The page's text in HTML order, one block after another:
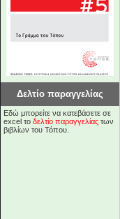
Δελτίο παραγγελίας
Εδώ μπορείτε να κατεβάσετε σε
excel το δελτίο παραγγελίας των
βιβλίων του Τόπου.